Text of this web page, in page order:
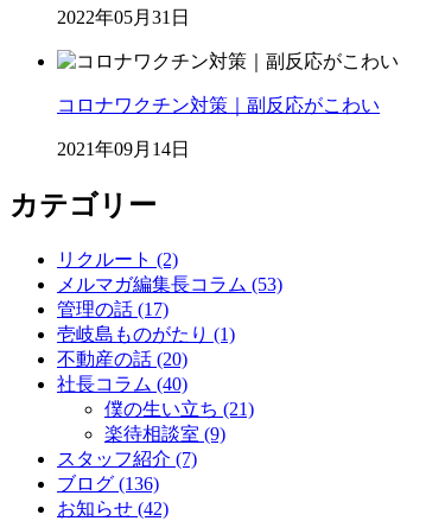
2022年05月31日
コロナワクチン対策｜副反応がこわい
2021年09月14日
カテゴリー
リクルート (2)
メルマガ編集長コラム (53)
管理の話 (17)
壱岐島ものがたり (1)
不動産の話 (20)
社長コラム (40)
僕の生い立ち (21)
楽待相談室 (9)
スタッフ紹介 (7)
ブログ (136)
お知らせ (42)